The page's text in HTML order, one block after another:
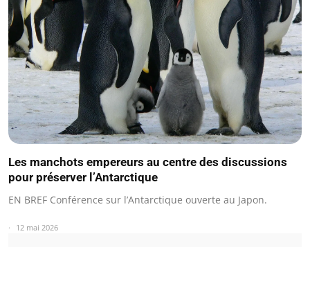
Les manchots empereurs au centre des discussions
pour préserver l’Antarctique
EN BREF Conférence sur l’Antarctique ouverte au Japon.
12 mai 2026